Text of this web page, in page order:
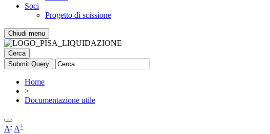
Soci
Progetto di scissione
Chiudi menu
Cerca
Home
>
Documentazione utile
A- A+